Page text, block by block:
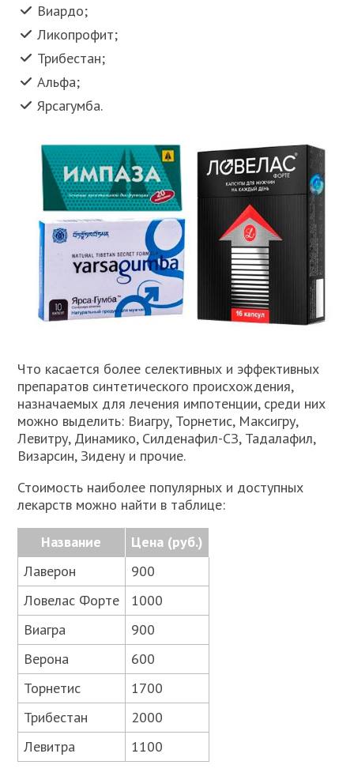
Виардо;
Ликопрофит;
Трибестан;
Альфа;
Ярсагумба.
Что касается более селективных и эффективных
препаратов синтетического происхождения,
назначаемых для лечения импотенции, среди них
можно выделить: Виагру, Торнетис, Максигру,
Левитру, Динамико, Силденафил-СЗ, Тадалафил,
Визарсин, Зидену и прочие.
Стоимость наиболее популярных и доступных
лекарств можно найти в таблице:
Название
Цена (руб.)
Лаверон
900
Ловелас Форте
1000
Виагра
900
Верона
600
Торнетис
1700
Трибестан
2000
Левитра
1100